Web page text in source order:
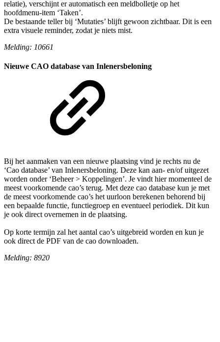
relatie), verschijnt er automatisch een meldbolletje op het
hoofdmenu-item ‘Taken’.
De bestaande teller bij ‘Mutaties’ blijft gewoon zichtbaar. Dit is een
extra visuele reminder, zodat je niets mist.
Melding: 10661
Nieuwe CAO database van Inlenersbeloning
Bij het aanmaken van een nieuwe plaatsing vind je rechts nu de
‘Cao database’ van Inlenersbeloning. Deze kan aan- en/of uitgezet
worden onder ‘Beheer > Koppelingen’. Je vindt hier momenteel de
meest voorkomende cao’s terug. Met deze cao database kun je met
de meest voorkomende cao’s het uurloon berekenen behorend bij
een bepaalde functie, functiegroep en eventueel periodiek. Dit kun
je ook direct overnemen in de plaatsing.
Op korte termijn zal het aantal cao’s uitgebreid worden en kun je
ook direct de PDF van de cao downloaden.
Melding: 8920